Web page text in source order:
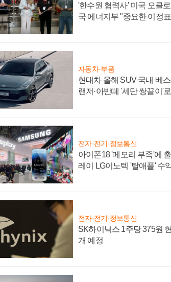
'한수원 협력사' 미국 오클
국 에너지부 "중요한 이정
자동차·부품
현대차 올해 SUV 국내 베
랜저·아반떼 '세단 쌍끌이'
전자·전기·정보통신
아이폰18 '메모리 부족'에
레이 LG이노텍 '탈애플' 수
전자·전기·정보통신
SK하이닉스 1주당 375원
개 예정